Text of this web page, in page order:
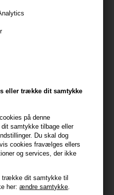
eller trække dit samtykke
på denne
samtykke tilbage eller
Du skal dog
cookies fravælges ellers
og services, der ikke
trække dit samtykke til
her:ændre samtykke.
98,00 DKK